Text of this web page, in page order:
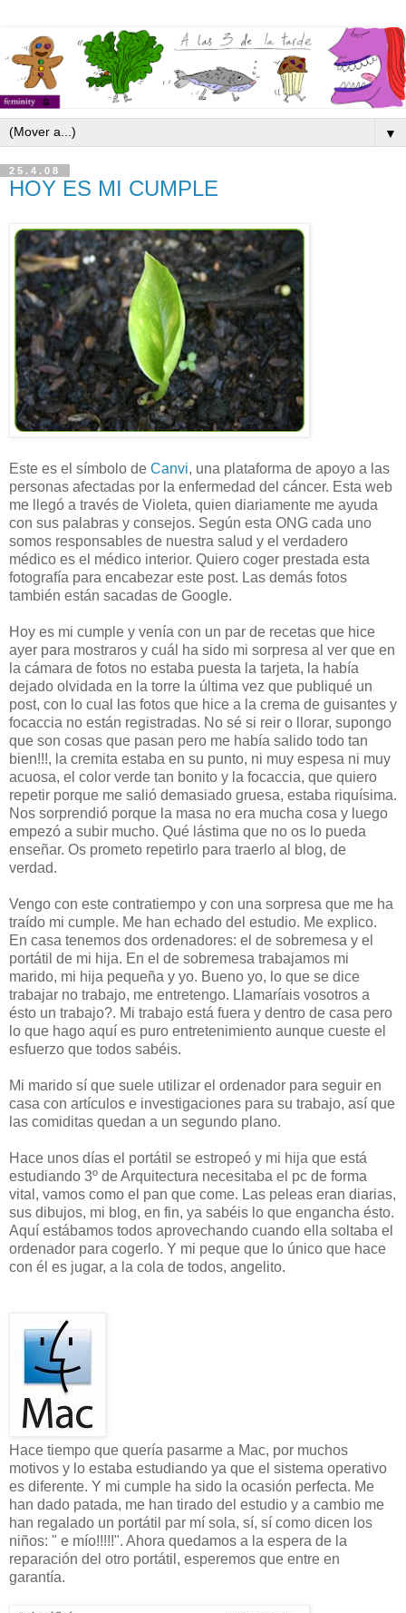
▼
25.4.08
HOY ES MI CUMPLE
Este es el símbolo de Canvi, una plataforma de apoyo a las
personas afectadas por la enfermedad del cáncer. Esta web
me llegó a través de Violeta, quien diariamente me ayuda
con sus palabras y consejos. Según esta ONG cada uno
somos responsables de nuestra salud y el verdadero
médico es el médico interior. Quiero coger prestada esta
fotografía para encabezar este post. Las demás fotos
también están sacadas de Google.
Hoy es mi cumple y venía con un par de recetas que hice
ayer para mostraros y cuál ha sido mi sorpresa al ver que en
la cámara de fotos no estaba puesta la tarjeta, la había
dejado olvidada en la torre la última vez que publiqué un
post, con lo cual las fotos que hice a la crema de guisantes y
focaccia no están registradas. No sé si reir o llorar, supongo
que son cosas que pasan pero me había salido todo tan
bien!!!, la cremita estaba en su punto, ni muy espesa ni muy
acuosa, el color verde tan bonito y la focaccia, que quiero
repetir porque me salió demasiado gruesa, estaba riquísima.
Nos sorprendió porque la masa no era mucha cosa y luego
empezó a subir mucho. Qué lástima que no os lo pueda
enseñar. Os prometo repetirlo para traerlo al blog, de
verdad.
Vengo con este contratiempo y con una sorpresa que me ha
traído mi cumple. Me han echado del estudio. Me explico.
En casa tenemos dos ordenadores: el de sobremesa y el
portátil de mi hija. En el de sobremesa trabajamos mi
marido, mi hija pequeña y yo. Bueno yo, lo que se dice
trabajar no trabajo, me entretengo. Llamaríais vosotros a
ésto un trabajo?. Mi trabajo está fuera y dentro de casa pero
lo que hago aquí es puro entretenimiento aunque cueste el
esfuerzo que todos sabéis.
Mi marido sí que suele utilizar el ordenador para seguir en
casa con artículos e investigaciones para su trabajo, así que
las comiditas quedan a un segundo plano.
Hace unos días el portátil se estropeó y mi hija que está
estudiando 3º de Arquitectura necesitaba el pc de forma
vital, vamos como el pan que come. Las peleas eran diarias,
sus dibujos, mi blog, en fin, ya sabéis lo que engancha ésto.
Aquí estábamos todos aprovechando cuando ella soltaba el
ordenador para cogerlo. Y mi peque que lo único que hace
con él es jugar, a la cola de todos, angelito.
Hace tiempo que quería pasarme a Mac, por muchos
motivos y lo estaba estudiando ya que el sistema operativo
es diferente. Y mi cumple ha sido la ocasión perfecta. Me
han dado patada, me han tirado del estudio y a cambio me
han regalado un portátil par mí sola, sí, sí como dicen los
niños: " e mío!!!!!". Ahora quedamos a la espera de la
reparación del otro portátil, esperemos que entre en
garantía.